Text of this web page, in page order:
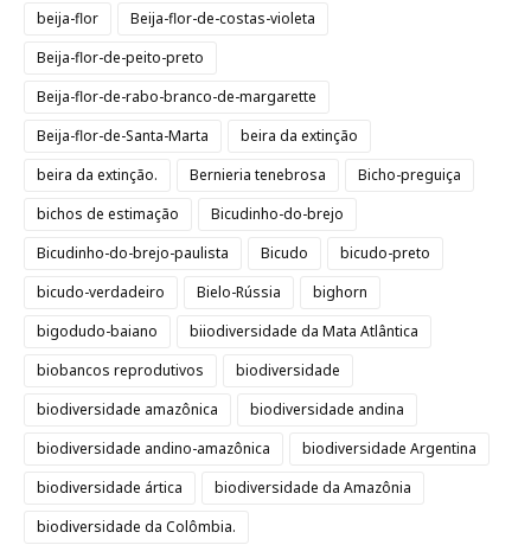
beija-flor
Beija-flor-de-costas-violeta
Beija-flor-de-peito-preto
Beija-flor-de-rabo-branco-de-margarette
Beija-flor-de-Santa-Marta
beira da extinção
beira da extinção.
Bernieria tenebrosa
Bicho-preguiça
bichos de estimação
Bicudinho-do-brejo
Bicudinho-do-brejo-paulista
Bicudo
bicudo-preto
bicudo-verdadeiro
Bielo-Rússia
bighorn
bigodudo-baiano
biiodiversidade da Mata Atlântica
biobancos reprodutivos
biodiversidade
biodiversidade amazônica
biodiversidade andina
biodiversidade andino-amazônica
biodiversidade Argentina
biodiversidade ártica
biodiversidade da Amazônia
biodiversidade da Colômbia.